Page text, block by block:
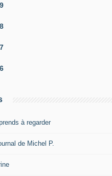
à regarder
de Michel P.